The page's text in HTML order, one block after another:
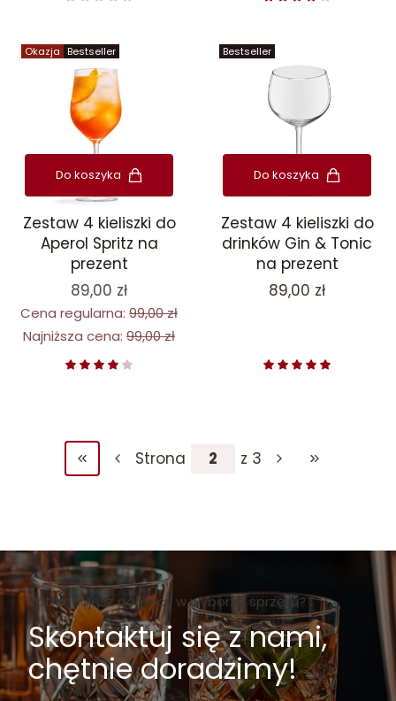
Okazja Bestseller
Do koszyka
Zestaw 4 kieliszki do
Aperol Spritz na
prezent
89,00 zł
Cena regularna: 99,00 zł
Najniższa cena: 99,00 zł
Bestseller
Do koszyka
Zestaw 4 kieliszki do
drinków Gin & Tonic
na prezent
Cena
89,00 zł
Wróć do pierwszej strony z produktami
Strona z 3 Przejdź do
Potrzebujesz pomocy w wyborze sprzętu?
Skontaktuj się z nami,
chętnie doradzimy!